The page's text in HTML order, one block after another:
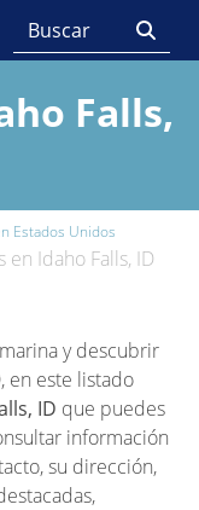
Falls,
Estados Unidos
en Idaho Falls, ID
y descubrir
en este listado
ID que puedes
información
su dirección,